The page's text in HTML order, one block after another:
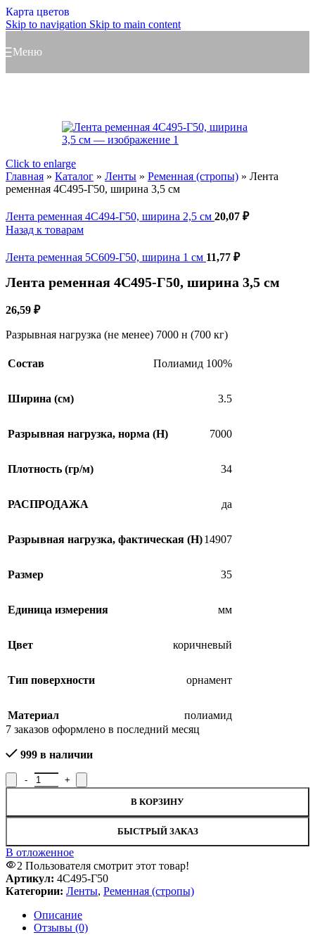
Карта цветов
Skip to navigation Skip to main content
Меню
Click to enlarge
Главная » Каталог » Ленты » Ременная (стропы) » Лента
ременная 4С495-Г50, ширина 3,5 см
Лента ременная 4С494-Г50, ширина 2,5 см 20,07 ₽
Назад к товарам
Лента ременная 5С609-Г50, ширина 1 см 11,77 ₽
Лента ременная 4С495-Г50, ширина 3,5 см
26,59 ₽
Разрывная нагрузка (не менее) 7000 н (700 кг)
Состав Полиамид 100%
Ширина (см) 3.5
Разрывная нагрузка, норма (H) 7000
Плотность (гр/м) 34
РАСПРОДАЖА да
Разрывная нагрузка, фактическая (H)14907
Размер 35
Единица измерения мм
Цвет коричневый
Тип поверхности орнамент
Материал
полиамид
7 заказов оформлено в последний месяц
999 в наличии
Количество товара Лента ременная 4С495-Г50, ширина 3,5 см
В КОРЗИНУ
БЫСТРЫЙ ЗАКАЗ
В отложенное
2 Пользователя смотрит этот товар!
Артикул: 4С495-Г50
Категории: Ленты, Ременная (стропы)
Описание
Отзывы (0)
SALE